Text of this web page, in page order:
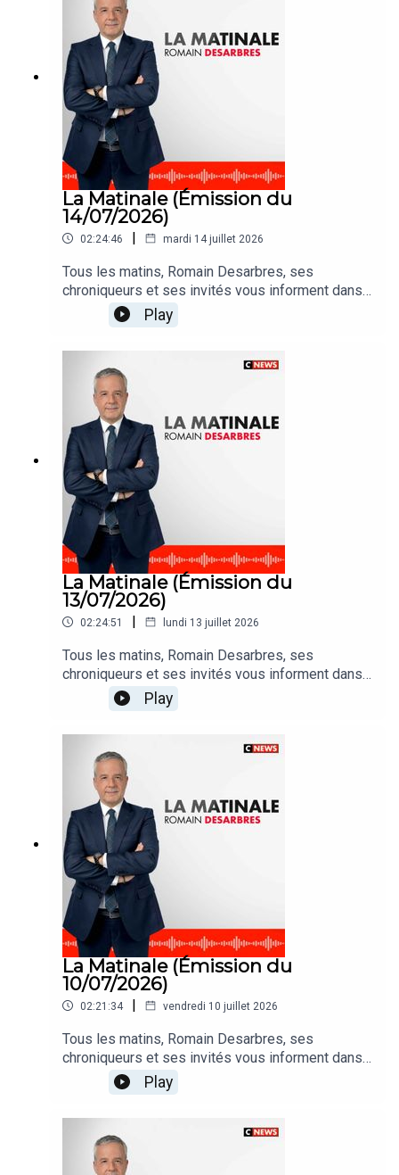
La Matinale (Émission du
14/07/2026)
02:24:46 | mardi 14 juillet 2026
Tous les matins, Romain Desarbres, ses
chroniqueurs et ses invités vous informent dans
#LaMatinale
Play
La Matinale (Émission du
13/07/2026)
02:24:51 | lundi 13 juillet 2026
Tous les matins, Romain Desarbres, ses
chroniqueurs et ses invités vous informent dans
#LaMatinale
Play
La Matinale (Émission du
10/07/2026)
02:21:34 | vendredi 10 juillet 2026
Tous les matins, Romain Desarbres, ses
chroniqueurs et ses invités vous informent dans
#LaMatinale
Play